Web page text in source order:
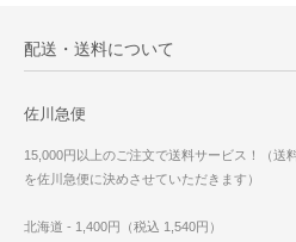
配送・送料について
佐川急便
15,000円以上のご注文で送料サービス！（送
を佐川急便に決めさせていただきます）
北海道 - 1,400円（税込 1,540円）